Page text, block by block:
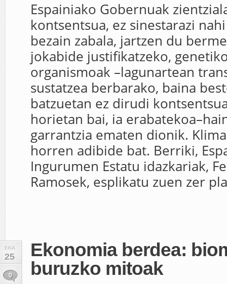
Espainiako Gobernuak
kontsentsua, ez sinestarazi
bezain zabala, jartzen du
jokabide justifikatzeko,
organismoak –lagunartean
sustatzea berbarako, baina
batzuetan ez dirudi
horietan bai, ia
garrantzia ematen dionik.
horren adibide bat. Berriki,
Ingurumen Estatu idazkariak,
Ramosek, esplikatu zuen zer
EKA
25
0
Ekonomia berdea:
buruzko mitoak